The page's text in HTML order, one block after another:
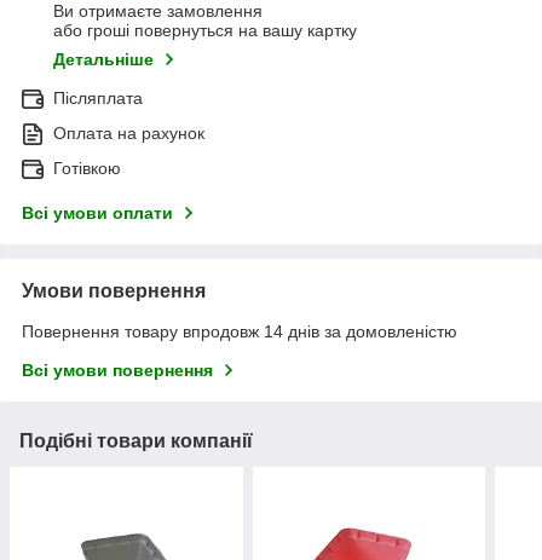
Ви отримаєте замовлення
або гроші повернуться на вашу картку
Детальніше
Післяплата
Оплата на рахунок
Готівкою
Всі умови оплати
Умови повернення
Повернення товару впродовж 14 днів за домовленістю
Всі умови повернення
Подібні товари компанії